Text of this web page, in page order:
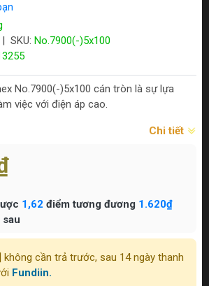
SKU: No.7900(-)5x100
No.7900(-)5x100 cán tròn là sự lựa
việc với điện áp cao.
Chi tiết
1,62 điểm tương đương 1.620₫
sau
] không cần trả trước, sau 14 ngày thanh
Fundiin.